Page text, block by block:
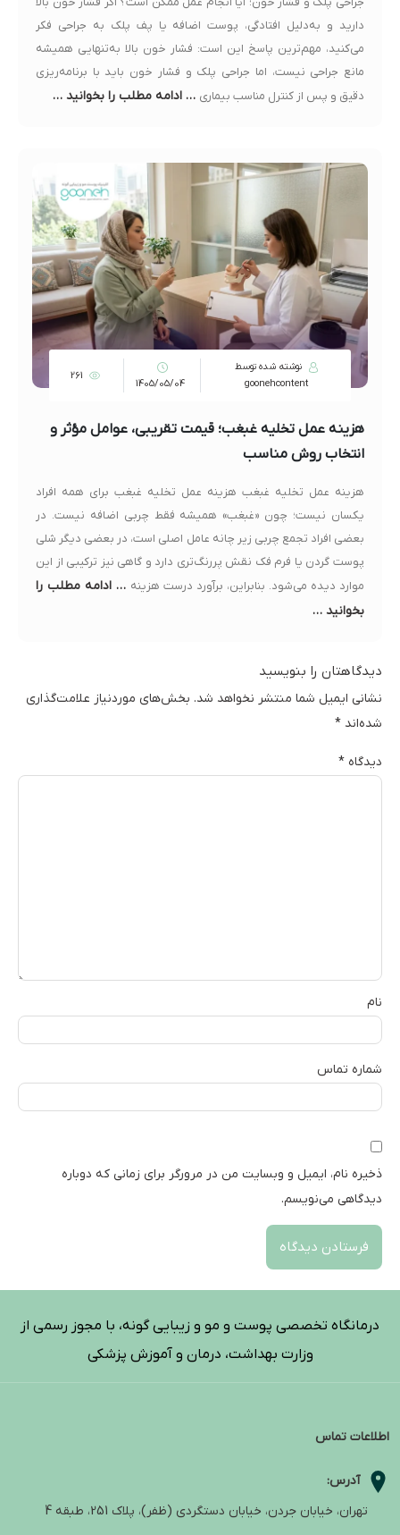
دارید و به‌دلیل افتادگی، پوست اضافه یا پف پلک به جراحی فکر
می‌کنید، مهم‌ترین پاسخ این است: فشار خون بالا به‌تنهایی همیشه
مانع جراحی نیست، اما جراحی پلک و فشار خون باید با برنامه‌ریزی
دقیق و پس از کنترل مناسب بیماری … ادامه مطلب را بخوانید …
نوشته شده توسط
goonehcontent
1405/05/04
261
هزینه عمل تخلیه غبغب؛ قیمت تقریبی، عوامل مؤثر و
انتخاب روش مناسب
هزینه عمل تخلیه غبغب هزینه عمل تخلیه غبغب برای همه افراد
یکسان نیست؛ چون «غبغب» همیشه فقط چربی اضافه نیست. در
بعضی افراد تجمع چربی زیر چانه عامل اصلی است، در بعضی دیگر شلی
پوست گردن یا فرم فک نقش پررنگ‌تری دارد و گاهی نیز ترکیبی از این
موارد دیده می‌شود. بنابراین، برآورد درست هزینه … ادامه مطلب را
بخوانید …
دیدگاهتان را بنویسید
نشانی ایمیل شما منتشر نخواهد شد. بخش‌های موردنیاز علامت‌گذاری
شده‌اند *
دیدگاه *
نام
شماره تماس
ذخیره نام، ایمیل و وبسایت من در مرورگر برای زمانی که دوباره
دیدگاهی می‌نویسم.
درمانگاه تخصصی پوست و مو و زیبایی گونه، با مجوز رسمی از
وزارت بهداشت، درمان و آموزش پزشکی
اطلاعات تماس
آدرس:
تهران، خیابان جردن، خیابان دستگردی (ظفر)، پلاک 251، طبقه 4